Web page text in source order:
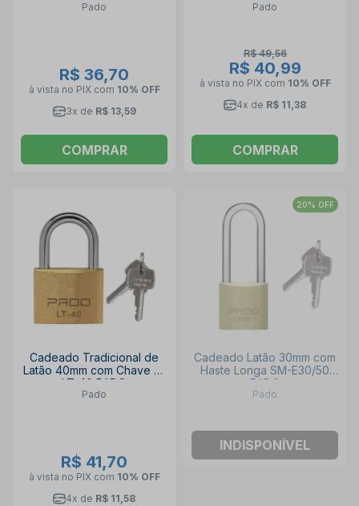
Pado
R$ 36,70
à vista no PIX com 10% OFF
3x de R$ 13,59
COMPRAR
Pado
R$ 49,56
R$ 40,99
à vista no PIX com 10% OFF
4x de R$ 11,38
COMPRAR
Cadeado Tradicional de
Latão 40mm com Chave S1
LT-40 PADO
Pado
R$ 41,70
à vista no PIX com 10% OFF
4x de R$ 11,58
20% OFF
Cadeado Latão 30mm com
Haste Longa SM-E30/50
PADO
Pado
INDISPONÍVEL